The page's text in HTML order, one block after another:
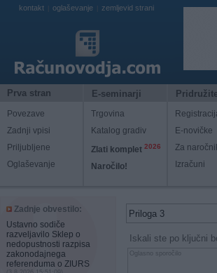
kontakt oglaševanje zemljevid strani
Prva stran E-seminarji
Povezave
Zadnji vpisi
Priljubljene
Oglaševanje
Trgovina
Katalog gradiv
Zlati komplet 2026
Naročilo!
E-novičke
Za
Izračuni
Zadnje obvestilo:
Ustavno sodiče
razveljavilo Sklep o
nedopustnosti razpisa
zakonodajnega
referenduma o ZIURS
Iskali ste po ključni
Oglasno sporočilo